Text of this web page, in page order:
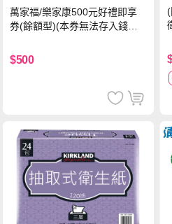
萬家福/樂家康500元好禮即享
券(餘額型)(本券無法存入錢包
$500